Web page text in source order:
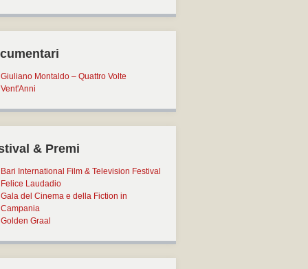
Giuliano Montaldo – Quattro Volte
Vent'Anni
& Premi
Bari International Film & Television Festival
Felice Laudadio
Gala del Cinema e della Fiction in
Campania
Golden Graal